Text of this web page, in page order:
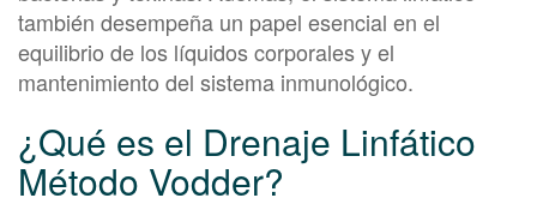
también desempeña un papel esencial en el
equilibrio de los líquidos corporales y el
mantenimiento del sistema inmunológico.
¿Qué es el Drenaje Linfático
Método Vodder?